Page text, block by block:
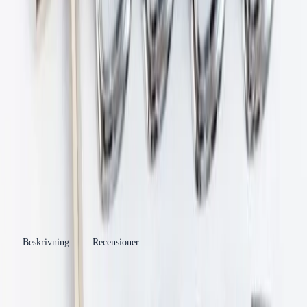
Produktinformation
Alterna
Se fler produkter
HanddukstorkSe fler produkter
Dahl Sverige AB
Leverantörsartikelnummer
Tillverkarens artikelnummer
HB-R58 Brackets
Beskrivning Recensioner